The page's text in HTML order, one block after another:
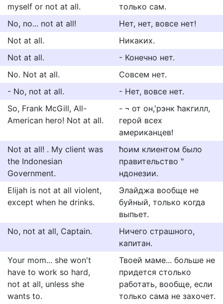
myself or not at all.
только сам.
No, no... not at all!
Нет, нет, вовсе нет!
Not at all.
Никаких.
Not at all.
- Конечно нет.
No. Not at all.
Совсем нет.
- No, not at all.
- Нет, вовсе нет.
So, Frank McGill, All-
American hero! Not at all.
- ¬ от он,'рэнк ћакгилл,
герой всех
американцев!
Not at all! . My client was
the Indonesian
Government.
ћоим клиентом было
правительство "
ндонезии.
Elijah is not at all violent,
except when he drinks.
Элайджа вообще не
буйный, только когда
выпьет.
No, not at all, Captain.
Ничего страшного,
капитан.
Your mom... she won't
have to work so hard,
not at all, unless she
wants to.
Твоей маме... больше не
придется столько
работать, вообще, если
только сама не захочет.